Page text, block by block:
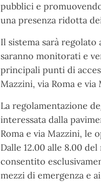
pubblici e
una presenza ridotta
Il sistema sarà regolato
saranno monitorati e
principali punti di
Mazzini, via Roma e
La regolamentazione
interessata dalla
Roma e via Mazzini, le
Dalle 12.00 alle 8.00
consentito
mezzi di emergenza e